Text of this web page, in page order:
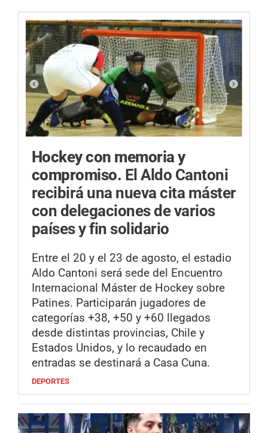
Hockey con memoria y
compromiso. El Aldo Cantoni
recibirá una nueva cita máster
con delegaciones de varios
países y fin solidario
Entre el 20 y el 23 de agosto, el estadio
Aldo Cantoni será sede del Encuentro
Internacional Máster de Hockey sobre
Patines. Participarán jugadores de
categorías +38, +50 y +60 llegados
desde distintas provincias, Chile y
Estados Unidos, y lo recaudado en
entradas se destinará a Casa Cuna.
DEPORTES